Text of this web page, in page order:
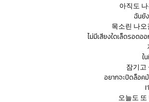
아직도
ฉันยั
목소린 나
ไม่มีเสียงใดเล็ดรอดอ
ใ
잠기고
อยากจะปิดล็อค
오늘도